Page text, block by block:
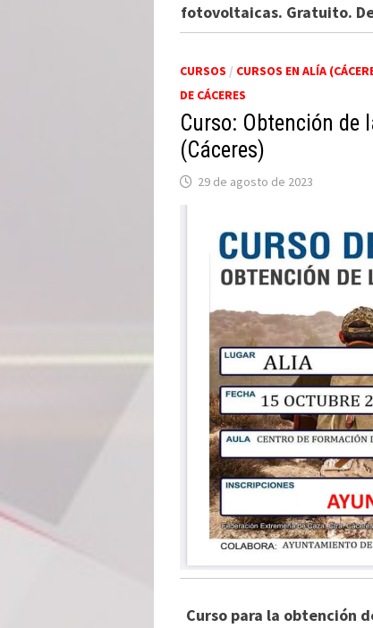
fotovoltaicas. Gratuito.
CURSOS / CURSOS EN ALÍA
DE CÁCERES
Curso: Obtención
(Cáceres)
29 de agosto de 2023
Curso para la obtención